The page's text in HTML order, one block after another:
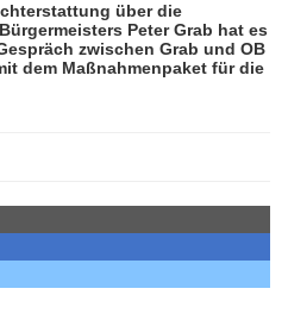
über die
Peter Grab hat es
zwischen Grab und OB
dem Maßnahmenpaket für die